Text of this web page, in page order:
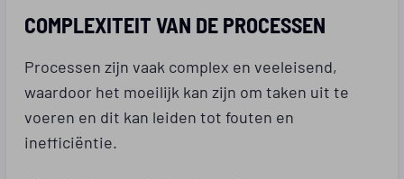
COMPLEXITEIT VAN DE PROCESSEN
Processen zijn vaak complex en veeleisend,
waardoor het moeilijk kan zijn om taken uit te
voeren en dit kan leiden tot fouten en
inefficiëntie.